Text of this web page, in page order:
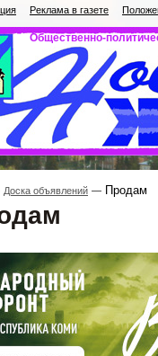
Реклама в газете
Общественно-
Доска объявлений Продам